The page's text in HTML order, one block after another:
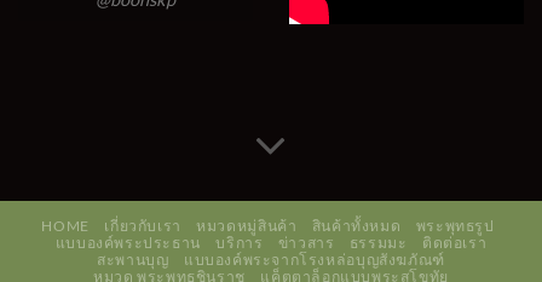
HOME เกี่ยวกับเรา หมวดหมู่สินค้า สินค้าทั้งหมด
พระพุทธรูป
แบบองค์พระประธาน
บริการ ข่าวสาร ธรรมมะ
ติดต่อเรา
สะพานบุญ
แบบองค์พระจากโรงหล่อบุญสังฆภัณฑ์
หมวด พระพุทธชินราช
แค็ตตาล็อกแบบพระสุโขทัย